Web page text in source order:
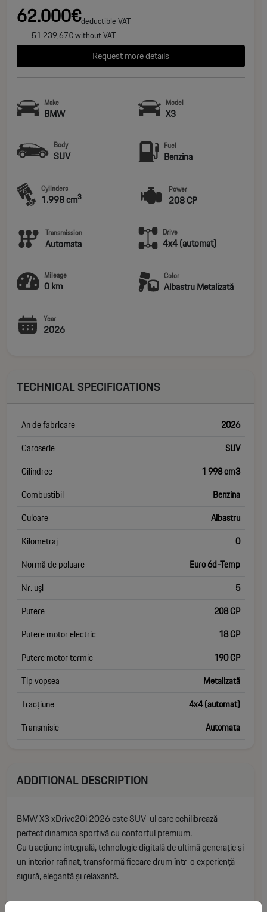
62.000€deductible VAT
51.239,67€ without VAT
Request more details
Make
BMW
Model
X3
Body
SUV
Fuel
Benzina
Cylinders
1.998 cm3
Power
208 CP
Transmission
Automata
Drive
4x4 (automat)
Mileage
0 km
Color
Albastru Metalizată
Year
2026
TECHNICAL SPECIFICATIONS
An de fabricare
2026
Caroserie
SUV
Cilindree
1 998 cm3
Combustibil
Benzina
Culoare
Albastru
Kilometraj
0
Normă de poluare
Euro 6d-Temp
Nr. uși
5
Putere
208 CP
Putere motor electric
18 CP
Putere motor termic
190 CP
Tip vopsea
Metalizată
Tracțiune
4x4 (automat)
Transmisie
Automata
ADDITIONAL DESCRIPTION
BMW X3 xDrive20i 2026 este SUV-ul care echilibrează
perfect dinamica sportivă cu confortul premium.
Cu tracțiune integrală, tehnologie digitală de ultimă generație și
un interior rafinat, transformă fiecare drum într-o experiență
sigură, elegantă și relaxantă.